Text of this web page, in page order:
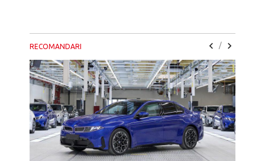
RECOMANDARI /